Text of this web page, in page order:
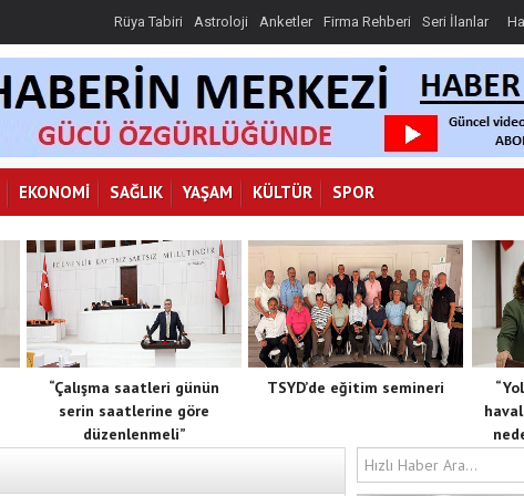
Rüya Tabiri Astroloji Anketler Firma Rehberi Seri İlanlar
EKONOMI SAĞLIK YAŞAM KÜLTÜR SPOR
“Çalışma saatleri günün
serin saatlerine göre
düzenlenmeli”
TSYD’de eğitim semineri